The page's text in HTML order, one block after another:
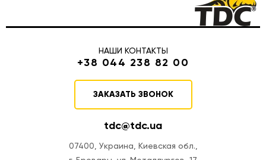
НАШИ КОНТАКТЫ
+38 044 238 82 00
ЗАКАЗАТЬ ЗВОНОК
tdc@tdc.ua
07400, Украина, Киевская обл.,